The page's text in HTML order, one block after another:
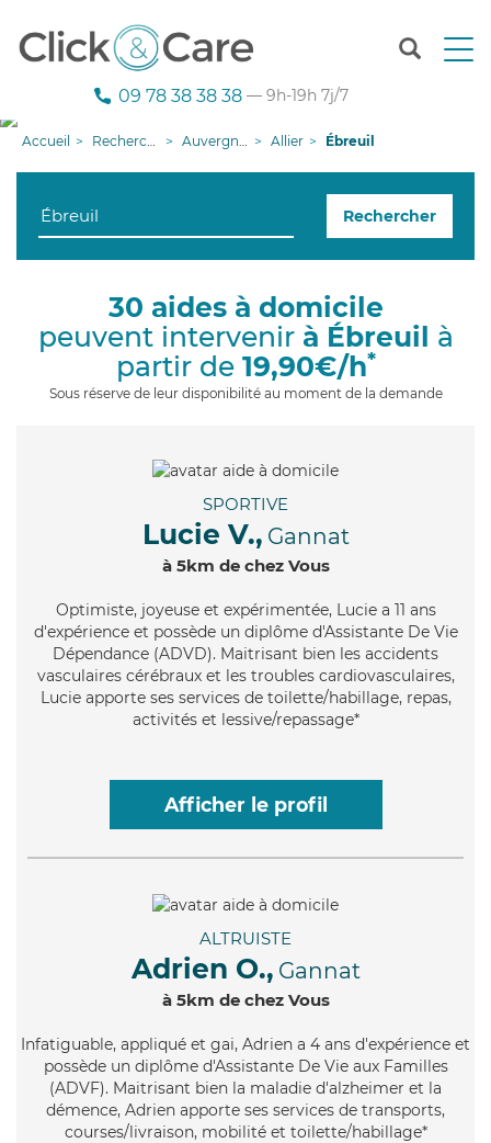
T
n
g
09 78 38 38 38 — 9h-19h 7j/7
Accueil Recherche aide à domicile Auvergne-Rhône-Alpes Allier Ébreuil
Rechercher
30 aides à domicile
peuvent intervenir à Ébreuil à
partir de 19,90€/h*
Sous réserve de leur disponibilité au moment de la demande
SPORTIVE
Lucie V., Gannat
à 5km de chez Vous
Optimiste, joyeuse et expérimentée, Lucie a 11 ans
d'expérience et possède un diplôme d'Assistante De Vie
Dépendance (ADVD). Maitrisant bien les accidents
vasculaires cérébraux et les troubles cardiovasculaires,
Lucie apporte ses services de toilette/habillage, repas,
activités et lessive/repassage*
Afficher le profil
ALTRUISTE
Adrien O., Gannat
à 5km de chez Vous
Infatiguable, appliqué et gai, Adrien a 4 ans d'expérience et
possède un diplôme d'Assistante De Vie aux Familles
(ADVF). Maitrisant bien la maladie d'alzheimer et la
démence, Adrien apporte ses services de transports,
courses/livraison, mobilité et toilette/habillage*